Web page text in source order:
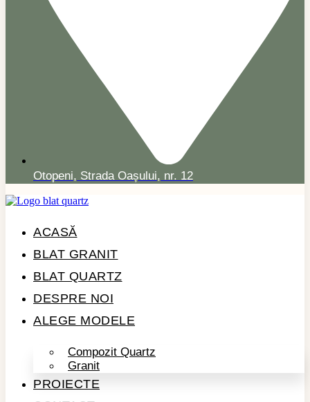
Otopeni, Strada Oașului, nr. 12
ACASĂ
BLAT GRANIT
BLAT QUARTZ
DESPRE NOI
ALEGE MODELE
Compozit Quartz
Granit
PROIECTE